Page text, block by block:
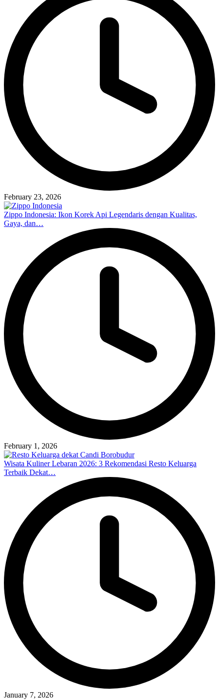
February 23, 2026
Zippo Indonesia: Ikon Korek Api Legendaris dengan Kualitas,
Gaya, dan…
February 1, 2026
Wisata Kuliner Lebaran 2026: 3 Rekomendasi Resto Keluarga
Terbaik Dekat…
January 7, 2026